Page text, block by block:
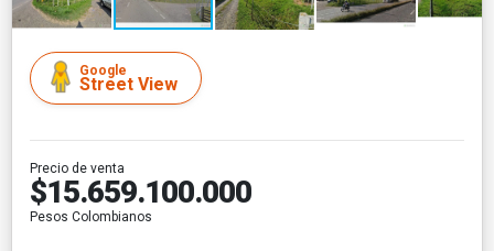
Google
Street View
Precio de venta
$15.659.100.000
Pesos Colombianos